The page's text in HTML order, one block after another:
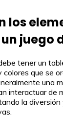
los
juego
tener un
que se
una
interactuar de
la diversión